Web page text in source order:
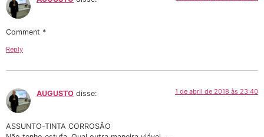
Comment *
Reply
AUGUSTO disse: 1 de abril de 2018 às 23:40
ASSUNTO-TINTA CORROSÃO